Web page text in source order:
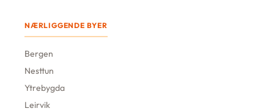
NÆRLIGGENDE BYER
Bergen
Nesttun
Ytrebygda
Leirvik